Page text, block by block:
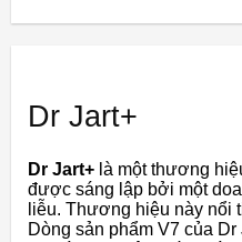
Dr Jart+
Dr Jart+ là một thương
được sáng lập bởi một
liễu. Thương hiệu này nổi
Dòng sản phẩm V7 của